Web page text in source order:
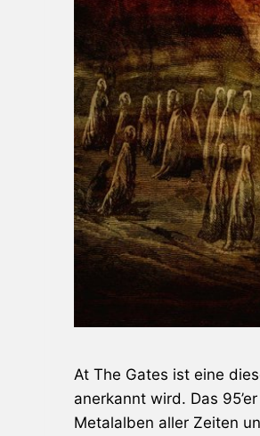
At The Gates ist eine
anerkannt wird. Das
Metalalben aller Zeiten